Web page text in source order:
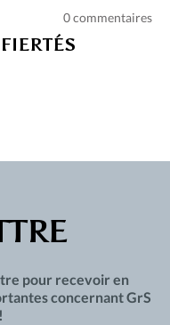
0 commentaires
pour recevoir en
concernant GrS